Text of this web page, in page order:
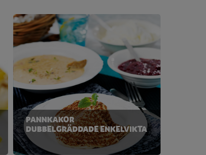
69,76 mg
16836,18 mg
4,21 mg
19,75 g
0,59 mg
0,37 mg
103,06 g
PANNKAKOR
DUBBELGRÄDDADE ENKELVIKTA